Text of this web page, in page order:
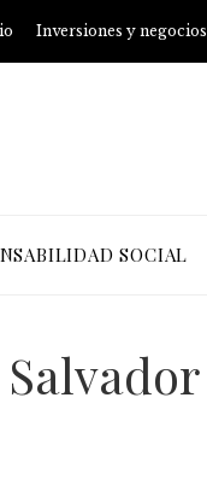
Inversiones y negocios
SOCIAL